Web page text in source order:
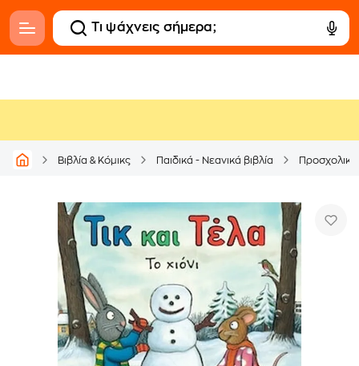
Βιβλία & Κόμικς Παιδικά - Νεανικά βιβλία Προσχολικά